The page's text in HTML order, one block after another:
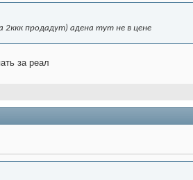
2ккк продадут) адена тут не в цене
за реал